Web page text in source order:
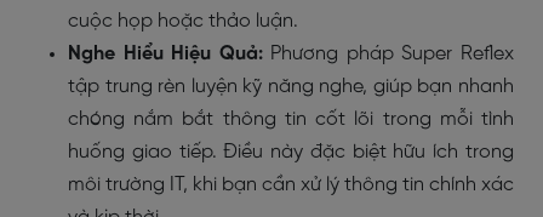
cuộc họp hoặc thảo luận.
Nghe Hiểu Hiệu Quả:Phương pháp Super Reflex
tập trung rèn luyện kỹ năng nghe, giúp bạn nhanh
chóng nắm bắt thông tin cốt lõi trong mỗi tình
huống giao tiếp. Điều này đặc biệt hữu ích trong
môi trường IT, khi bạn cần xử lý thông tin chính xác